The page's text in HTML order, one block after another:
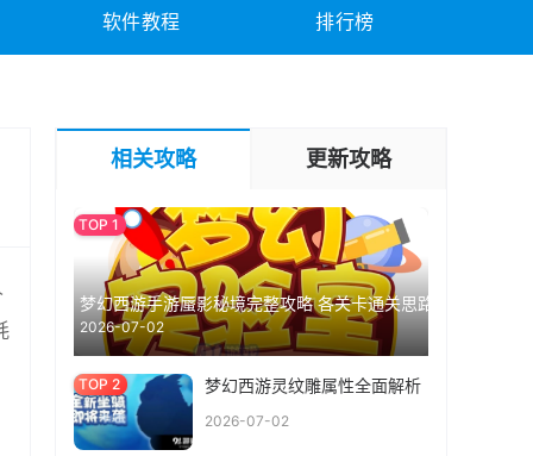
软件教程 排行榜
相关攻略 更新攻略
梦幻西游手游蜃影秘境完整攻略 各关卡通关思路
2026-07-02
梦幻西游灵纹雕属性全面解析
2026-07-02